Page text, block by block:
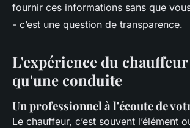
fournir ces informations sans que
- c’est une question de transparence.
L'expérience du
qu'une conduite
Un professionnel à l'écoute de
Le chauffeur, c’est souvent l’élément